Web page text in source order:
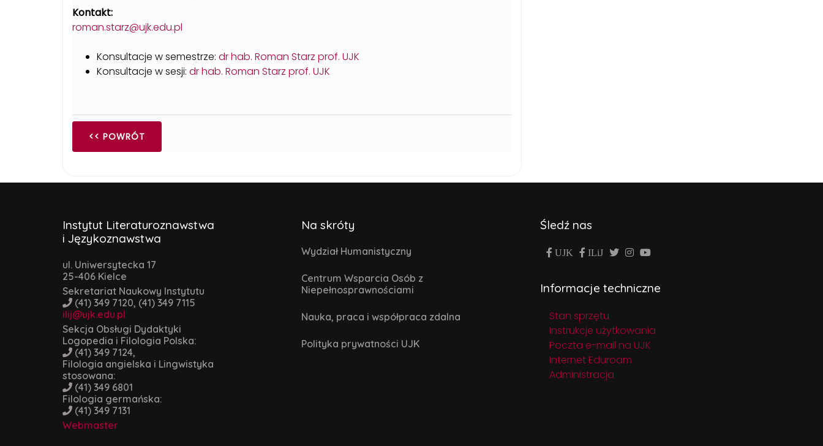
Kontakt:
roman.starz@ujk.edu.pl
Konsultacje w semestrze: dr hab. Roman Starz prof. UJK
Konsultacje w sesji: dr hab. Roman Starz prof. UJK
<< POWRÓT
Instytut Literaturoznawstwa
i Językoznawstwa
ul. Uniwersytecka 17
25-406 Kielce
Sekretariat Naukowy Instytutu
(41) 349 7120, (41) 349 7115
ilij@ujk.edu.pl
Sekcja Obsługi Dydaktyki
Logopedia i Filologia Polska:
(41) 349 7124,
Filologia angielska i Lingwistyka
stosowana:
(41) 349 6801
Filologia germańska:
(41) 349 7131
Webmaster
Na skróty
Wydział Humanistyczny
Centrum Wsparcia Osób z
Niepełnosprawnościami
Nauka, praca i współpraca zdalna
Polityka prywatności UJK
Śledź nas
UJK ILiJ
Informacje techniczne
Stan sprzętu
Instrukcje użytkowania
Poczta e-mail na UJK
Internet Eduroam
Administracja